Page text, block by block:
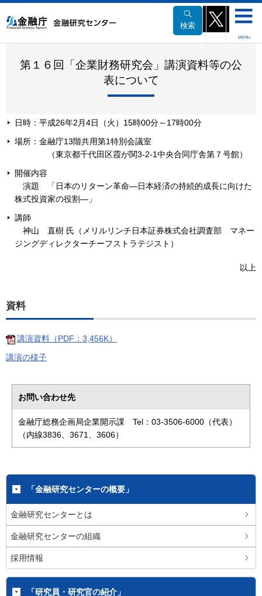
文
検索
MENU
第１６回「企業財務研究会」講演資料等の公
表について
日時：平成26年2月4日（火）15時00分～17時00分
場所：金融庁13階共用第1特別会議室
（東京都千代田区霞が関3-2-1中央合同庁舎第７号館）
開催内容
演題 「日本のリターン革命―日本経済の持続的成長に向けた
株式投資家の役割―」
講師
神山 直樹 氏（メリルリンチ日本証券株式会社調査部 マネー
ジングディレクターチーフストラテジスト）
以上
資料
講演資料（PDF：3,456K）
講演の様子
お問い合わせ先
金融庁総務企画局企業開示課 Tel：03-3506-6000（代表）
（内線3836、3671、3606）
「金融研究センターの概要」
金融研究センターとは
金融研究センターの組織
採用情報
「研究員・研究官の紹介」